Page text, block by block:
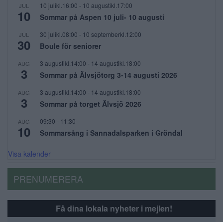
JUL
10
10 julikl.16:00 - 10 augustikl.17:00
Sommar på Aspen 10 juli- 10 augusti
JUL
30
30 julikl.08:00 - 10 septemberkl.12:00
Boule för seniorer
AUG
3
3 augustikl.14:00 - 14 augustikl.18:00
Sommar på Älvsjötorg 3-14 augusti 2026
AUG
3
3 augustikl.14:00 - 14 augustikl.18:00
Sommar på torget Älvsjö 2026
AUG
10
09:30 - 11:30
Sommarsång i Sannadalsparken i Gröndal
Visa kalender
PRENUMERERA
Få dina lokala nyheter i mejlen!